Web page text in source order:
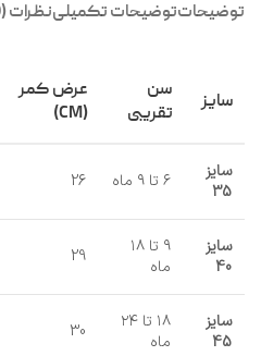
توضیحاتتوضیحات تکمیلینظرات (0)
سایز
سن
تقریبی
عرض کمر
(CM)
سایز
35
۶ تا ۹ ماه 26
سایز
40
۹ تا ۱۸
ماه
29
سایز
45
۱۸ تا ۲۴
ماه
30